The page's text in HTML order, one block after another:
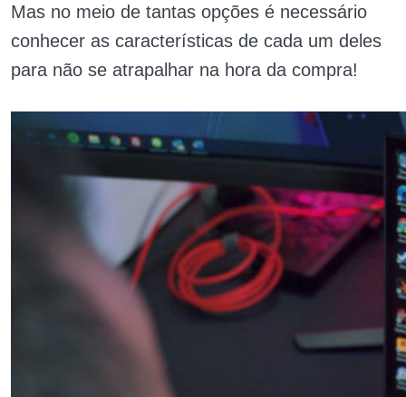
Mas no meio de tantas opções é necessário
conhecer as características de cada um deles
para não se atrapalhar na hora da compra!